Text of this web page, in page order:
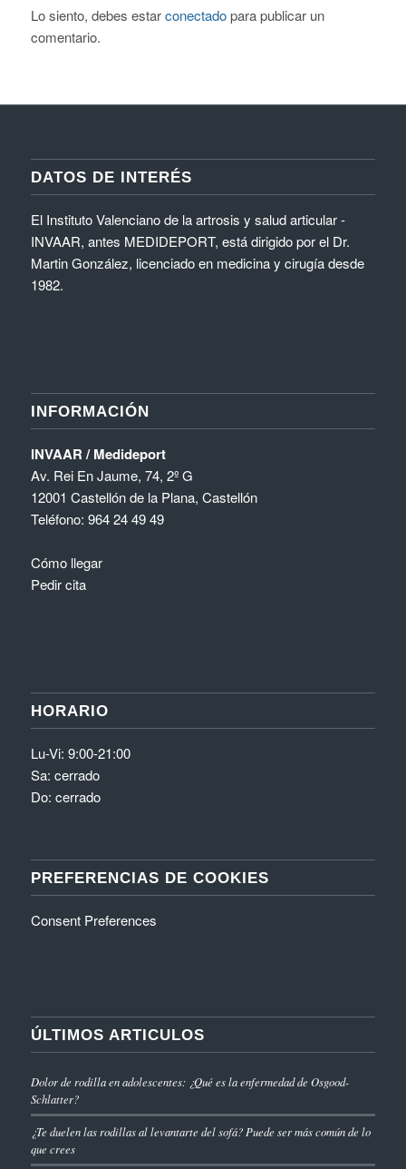
Lo siento, debes estarconectadopara publicar un
comentario.
DATOS DE INTERÉS
El Instituto Valenciano de la artrosis y salud articular -
INVAAR, antes MEDIDEPORT, está dirigido por el Dr.
Martin González, licenciado en medicina y cirugía desde
1982.
INFORMACIÓN
INVAAR / Medideport
Av. Rei En Jaume, 74, 2º G
12001 Castellón de la Plana, Castellón
Teléfono: 964 24 49 49
Cómo llegar
Pedir cita
HORARIO
Lu-Vi: 9:00-21:00
Sa: cerrado
Do: cerrado
PREFERENCIAS DE COOKIES
Consent Preferences
ÚLTIMOS ARTICULOS
Dolor de rodilla en adolescentes: ¿Qué es la enfermedad de Osgood-
Schlatter?
¿Te duelen las rodillas al levantarte del sofá? Puede ser más común de lo
que crees